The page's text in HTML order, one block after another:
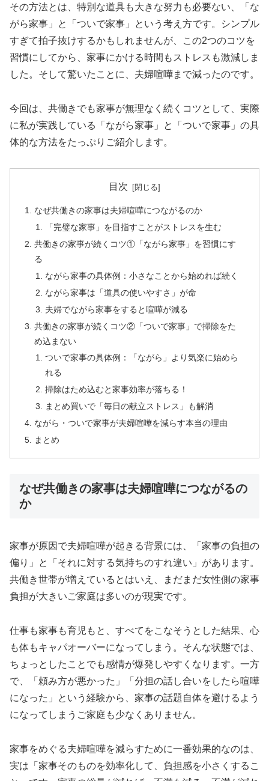
その方法とは、特別な道具も大きな努力も必要ない、「な
がら家事」と「ついで家事」という考え方です。シンプル
すぎて拍子抜けするかもしれませんが、この2つのコツを
習慣にしてから、家事にかける時間もストレスも激減しま
した。そして驚いたことに、夫婦喧嘩まで減ったのです。
今回は、共働きでも家事が無理なく続くコツとして、実際
に私が実践している「ながら家事」と「ついで家事」の具
体的な方法をたっぷりご紹介します。
目次
なぜ共働きの家事は夫婦喧嘩につながるのか
「完璧な家事」を目指すことがストレスを生む
共働きの家事が続くコツ①「ながら家事」を習慣にす
る
ながら家事の具体例：小さなことから始めれば続く
ながら家事は「道具の使いやすさ」が命
夫婦でながら家事をすると喧嘩が減る
共働きの家事が続くコツ②「ついで家事」で掃除をた
め込まない
ついで家事の具体例：「ながら」より気楽に始めら
れる
掃除はため込むと家事効率が落ちる！
まとめ買いで「毎日の献立ストレス」も解消
ながら・ついで家事が夫婦喧嘩を減らす本当の理由
まとめ
なぜ共働きの家事は夫婦喧嘩につながるの
か
家事が原因で夫婦喧嘩が起きる背景には、「家事の負担の
偏り」と「それに対する気持ちのすれ違い」があります。
共働き世帯が増えているとはいえ、まだまだ女性側の家事
負担が大きいご家庭は多いのが現実です。
仕事も家事も育児もと、すべてをこなそうとした結果、心
も体もキャパオーバーになってしまう。そんな状態では、
ちょっとしたことでも感情が爆発しやすくなります。一方
で、「頼み方が悪かった」「分担の話し合いをしたら喧嘩
になった」という経験から、家事の話題自体を避けるよう
になってしまうご家庭も少なくありません。
家事をめぐる夫婦喧嘩を減らすために一番効果的なのは、
実は「家事そのものを効率化して、負担感を小さくするこ